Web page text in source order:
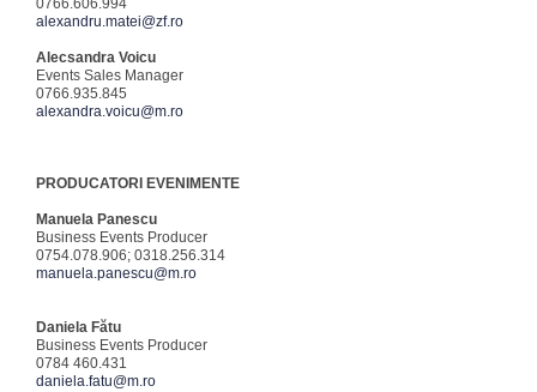
0766.606.994
alexandru.matei@zf.ro
Alecsandra Voicu
Events Sales Manager
0766.935.845
alexandra.voicu@m.ro
PRODUCATORI EVENIMENTE
Manuela Panescu
Business Events Producer
0754.078.906; 0318.256.314
manuela.panescu@m.ro
Daniela Fătu
Business Events Producer
0784 460.431
daniela.fatu@m.ro